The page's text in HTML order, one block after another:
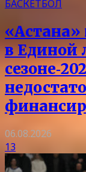
БАСКЕТБОЛ
в Единой
06.08.2026
13